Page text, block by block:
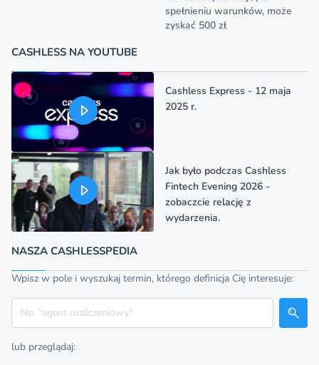
spełnieniu warunków, może
zyskać 500 zł
CASHLESS NA YOUTUBE
Cashless Express - 12 maja
2025 r.
Jak było podczas Cashless
Fintech Evening 2026 -
zobaczcie relację z
wydarzenia.
NASZA CASHLESSPEDIA
Wpisz w pole i wyszukaj termin, którego definicja Cię interesuje:
Szukaj
lub przeglądaj: